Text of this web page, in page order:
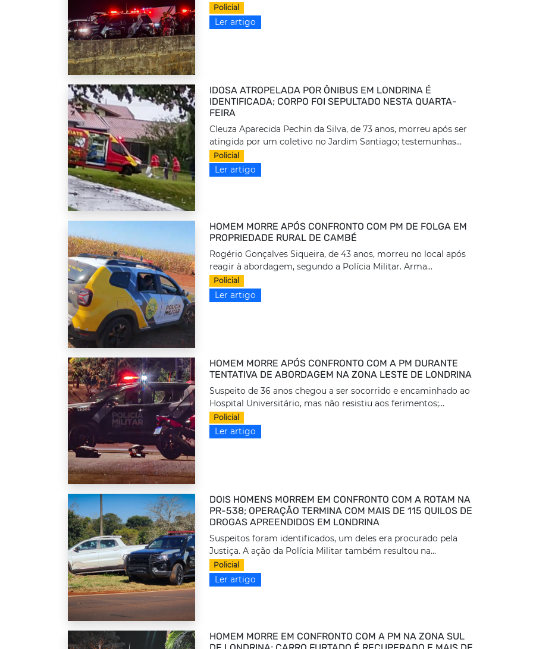
Policial
Ler artigo
IDOSA ATROPELADA POR ÔNIBUS EM LONDRINA É
IDENTIFICADA; CORPO FOI SEPULTADO NESTA QUARTA-
FEIRA
Cleuza Aparecida Pechin da Silva, de 73 anos, morreu após ser
atingida por um coletivo no Jardim Santiago; testemunhas...
Policial
Ler artigo
HOMEM MORRE APÓS CONFRONTO COM PM DE FOLGA EM
PROPRIEDADE RURAL DE CAMBÉ
Rogério Gonçalves Siqueira, de 43 anos, morreu no local após
reagir à abordagem, segundo a Polícia Militar. Arma...
Policial
Ler artigo
HOMEM MORRE APÓS CONFRONTO COM A PM DURANTE
TENTATIVA DE ABORDAGEM NA ZONA LESTE DE LONDRINA
Suspeito de 36 anos chegou a ser socorrido e encaminhado ao
Hospital Universitário, mas não resistiu aos ferimentos;...
Policial
Ler artigo
DOIS HOMENS MORREM EM CONFRONTO COM A ROTAM NA
PR-538; OPERAÇÃO TERMINA COM MAIS DE 115 QUILOS DE
DROGAS APREENDIDOS EM LONDRINA
Suspeitos foram identificados, um deles era procurado pela
Justiça. A ação da Polícia Militar também resultou na...
Policial
Ler artigo
HOMEM MORRE EM CONFRONTO COM A PM NA ZONA SUL